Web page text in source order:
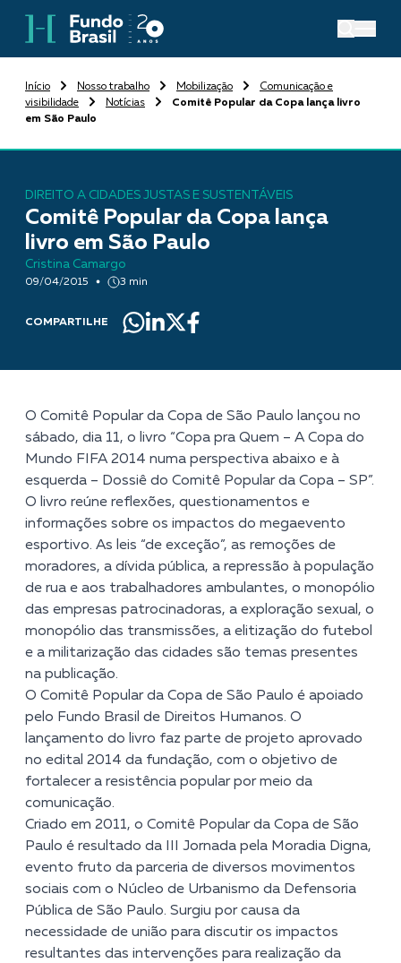
Início Nosso trabalho Mobilização
Comunicação e
visibilidade
Notícias
Comitê Popular da Copa lança livro
em São Paulo
DIREITO A CIDADES JUSTAS E SUSTENTÁVEIS
Comitê Popular da Copa lança
livro em São Paulo
Cristina Camargo
09/04/2015 3 min
COMPARTILHE
O Comitê Popular da Copa de São Paulo lançou no
sábado, dia 11, o livro “Copa pra Quem – A Copa do
Mundo FIFA 2014 numa perspectiva abaixo e à
esquerda – Dossiê do Comitê Popular da Copa – SP”.
O livro reúne reflexões, questionamentos e
informações sobre os impactos do megaevento
esportivo. As leis “de exceção”, as remoções de
moradores, a dívida pública, a repressão à população
de rua e aos trabalhadores ambulantes, o monopólio
das empresas patrocinadoras, a exploração sexual, o
monopólio das transmissões, a elitização do futebol
e a militarização das cidades são temas presentes
na publicação.
O Comitê Popular da Copa de São Paulo é apoiado
pelo Fundo Brasil de Direitos Humanos. O
lançamento do livro faz parte de projeto aprovado
no edital 2014 da fundação, com o objetivo de
fortalecer a resistência popular por meio da
comunicação.
Criado em 2011, o Comitê Popular da Copa de São
Paulo é resultado da III Jornada pela Moradia Digna,
evento fruto da parceria de diversos movimentos
sociais com o Núcleo de Urbanismo da Defensoria
Pública de São Paulo. Surgiu por causa da
necessidade de união para discutir os impactos
resultantes das intervenções para realização da